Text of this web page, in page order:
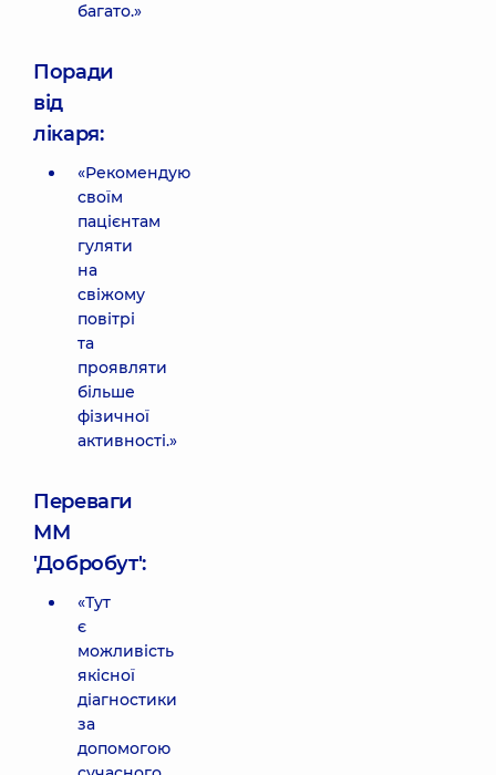
багато.»
Поради
від
лікаря:
«Рекомендую
своїм
пацієнтам
гуляти
на
свіжому
повітрі
та
проявляти
більше
фізичної
активності.»
Переваги
ММ
'Добробут':
«Тут
є
можливість
якісної
діагностики
за
допомогою